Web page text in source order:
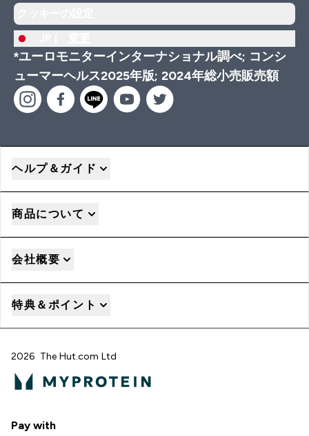
*ユーロモニターインターナショナル調べ; コンシ
ューマーヘルス2025年版; 2024年総小売販売額
ヘルプ＆ガイド
商品について
会社概要
特典＆ポイント
2026 The Hut.com Ltd
Pay with